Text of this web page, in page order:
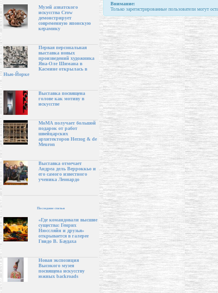
Музей азиатского
искусства Crow
демонстрирует
современную японскую
керамику
Первая персональная
выставка новых
произведений художника
Яна-Оле Шимана в
Касмине открылась в
Нью-Йорке
Выставка посвящена
голове как мотиву в
искусстве
МоМА получает большой
подарок от работ
швейцарских
архитекторов Herzog & de
Meuron
Выставка отмечает
Андреа дель Верроккьо и
его самого известного
ученика Леонардо
Последние статьи
«Где командовали высшие
существа: Генрих
Нюссляйн и друзья»
открывается в галерее
Гвидо В. Баудаха
Новая экспозиция
Высокого музея
посвящена искусству
южных backroads
Внимание:
Только зарегистрированные пользователи могут